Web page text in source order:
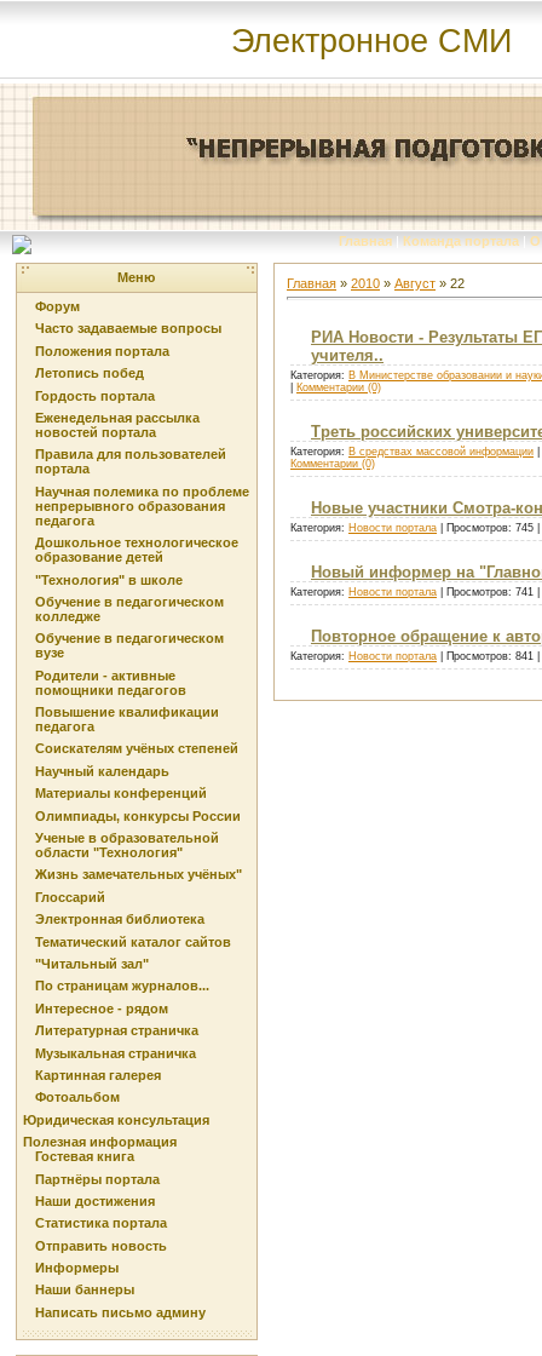
Электронное СМИ
Главная | Команда портала | О
Меню
Форум
Часто задаваемые вопросы
Положения портала
Летопись побед
Гордость портала
Еженедельная рассылка
новостей портала
Правила для пользователей
портала
Научная полемика по проблеме
непрерывного образования
педагога
Дошкольное технологическое
образование детей
"Технология" в школе
Обучение в педагогическом
колледже
Обучение в педагогическом
вузе
Родители - активные
помощники педагогов
Повышение квалификации
педагога
Соискателям учёных степеней
Научный календарь
Материалы конференций
Олимпиады, конкурсы России
Ученые в образовательной
области "Технология"
Жизнь замечательных учёных"
Глоссарий
Электронная библиотека
Тематический каталог сайтов
"Читальный зал"
По страницам журналов...
Интересное - рядом
Литературная страничка
Музыкальная страничка
Картинная галерея
Фотоальбом
Юридическая консультация
Полезная информация
Гостевая книга
Партнёры портала
Наши достижения
Статистика портала
Отправить новость
Информеры
Наши баннеры
Написать письмо админу
Главная » 2010 » Август » 22
РИА Новости - Результаты
учителя..
Категория: В Министерстве образовании и
Комментарии (0)
Треть российских
Категория: В средствах массовой информации
Комментарии (0)
Новые участники Смотра-
Категория: Новости портала | Просмотров: 745
Новый информер на
Категория: Новости портала | Просмотров: 741
Повторное обращение к
Категория: Новости портала | Просмотров: 841